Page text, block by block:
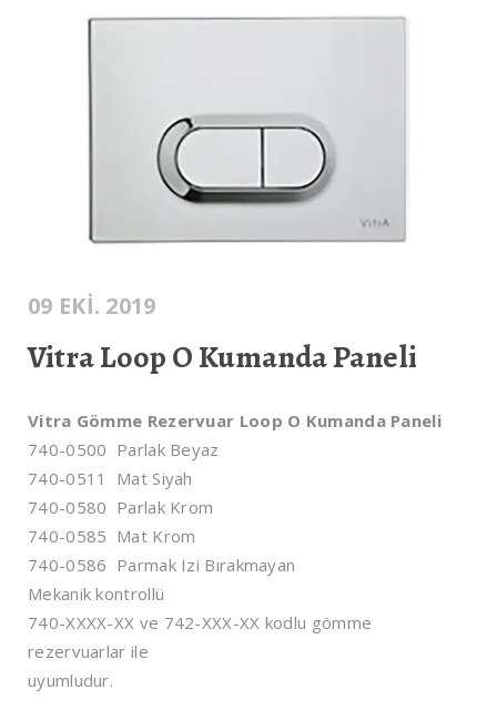
09 EKI. 2019
Vitra Loop O Kumanda Paneli
Vitra Gömme Rezervuar Loop O Kumanda Paneli
740-0500 Parlak Beyaz
740-0511 Mat Siyah
740-0580 Parlak Krom
740-0585 Mat Krom
740-0586 Parmak Izi Bırakmayan
Mekanik kontrollü
740-XXXX-XX ve 742-XXX-XX kodlu gömme
rezervuarlar ile
uyumludur.